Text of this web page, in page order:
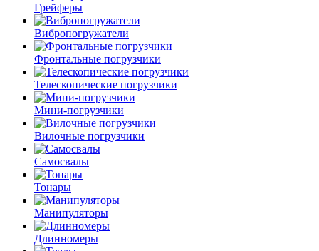
Грейферы
Вибро­погружатели
Фронтальные погрузчики
Телескопические погрузчики
Мини-погрузчики
Вилочные погрузчики
Самосвалы
Тонары
Манипуляторы
Длинномеры